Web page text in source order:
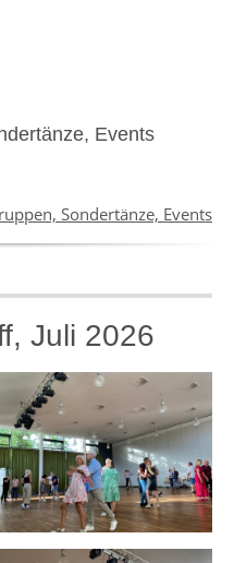
Events
Sondertänze, Events
Juli 2026